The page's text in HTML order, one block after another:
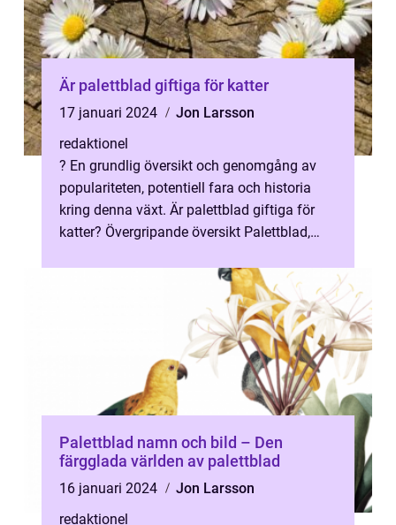
Är palettblad giftiga för katter
17 januari 2024
Jon Larsson
redaktionel
? En grundlig översikt och genomgång av
populariteten, potentiell fara och historia
kring denna växt. Är palettblad giftiga för
katter? Övergripande översikt Palettblad,
Palettblad namn och bild – Den
färgglada världen av palettblad
16 januari 2024
Jon Larsson
redaktionel